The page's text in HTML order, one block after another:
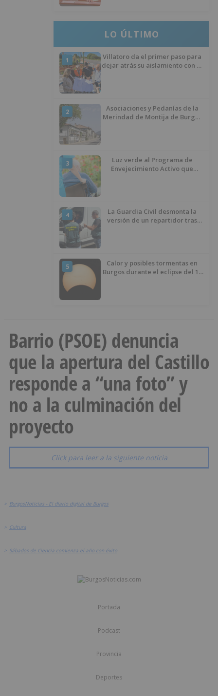
LO ÚLTIMO
1
Villatoro da el primer paso para
dejar atrás su aislamiento con el
2
Asociaciones y Pedanías de la
Merindad de Montija de Burgos
3
Luz verde al Programa de
Envejecimiento Activo que
4
La Guardia Civil desmonta la
versión de un repartidor tras
5
Calor y posibles tormentas en
Burgos durante el eclipse del 12
Barrio (PSOE) denuncia
que la apertura del Castillo
responde a “una foto” y
no a la culminación del
proyecto
Click para leer a la siguiente noticia
> BurgosNoticias - El diario digital de Burgos
> Cultura
> Sábados de Ciencia comienza el año con éxito
Portada
Podcast
Provincia
Deportes